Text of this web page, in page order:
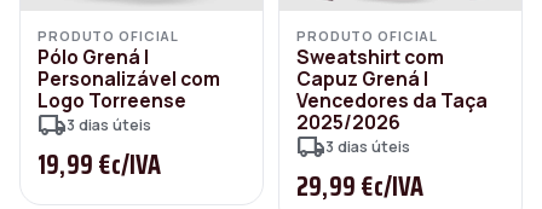
PRODUTO OFICIAL
Pólo Grená |
Personalizável com
Logo Torreense
local_shipping3 dias úteis
19,99 €c/IVA
PRODUTO OFICIAL
Sweatshirt com
Capuz Grená |
Vencedores da Taça
2025/2026
local_shipping3 dias úteis
29,99 €c/IVA